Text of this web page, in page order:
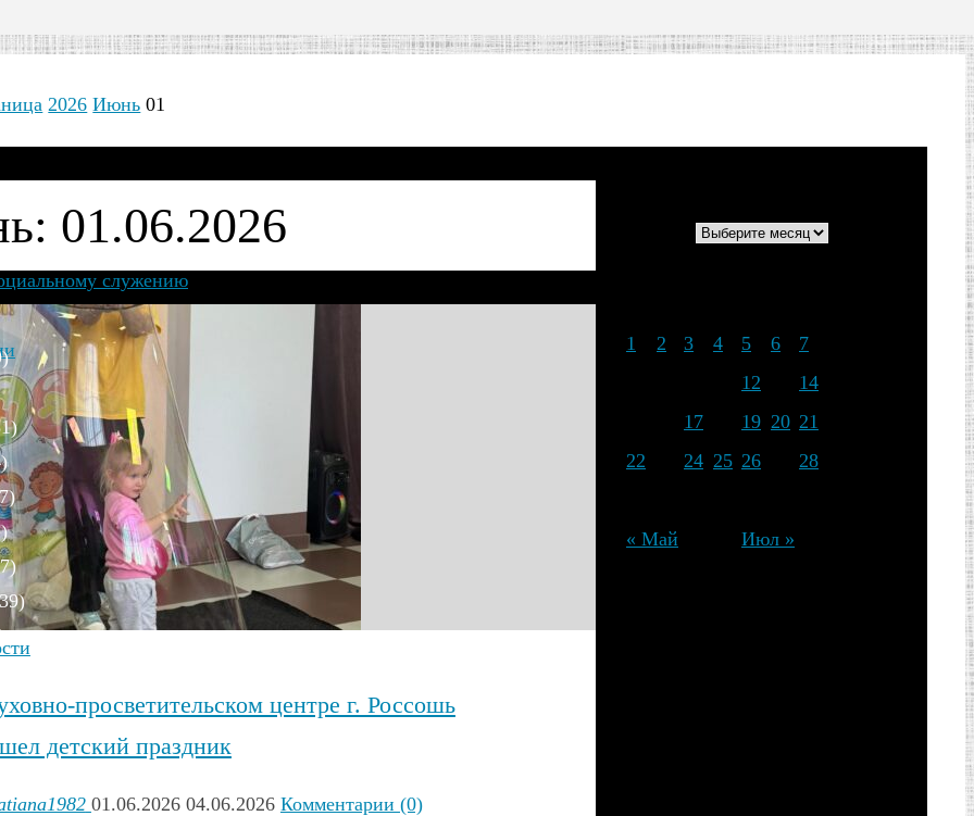
служению
2026 Июнь 01
01.06.2026
просветительском центре г. Россошь
детский праздник
01.06.2026 04.06.2026 Комментарии (0)
« Май Июл »
1 2 3 4 5 6
7
12
14
17 19 20 21
22
24 25 26
28